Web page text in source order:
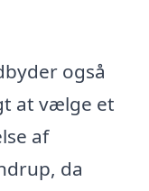
også
at vælge et
af
da